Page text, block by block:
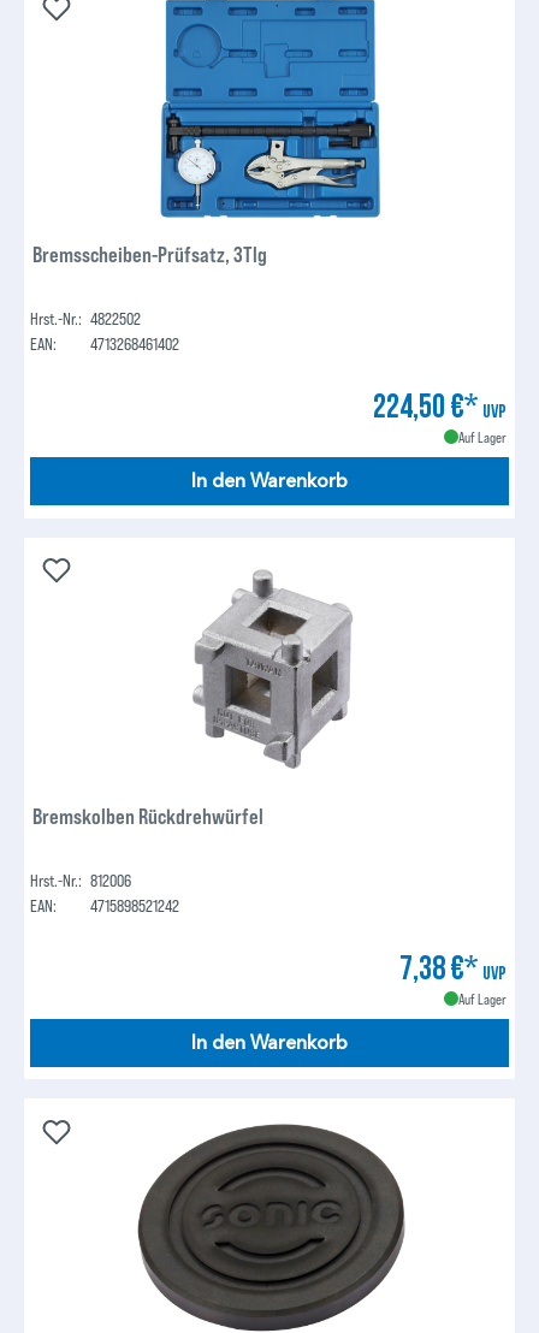
Bremsscheiben-Prüfsatz, 3Tlg
Hrst.-Nr.: 4822502
EAN:
4713268461402
224,50 €* UVP
Auf Lager
In den Warenkorb
Bremskolben Rückdrehwürfel
Hrst.-Nr.: 812006
EAN:
4715898521242
7,38 €* UVP
Auf Lager
In den Warenkorb